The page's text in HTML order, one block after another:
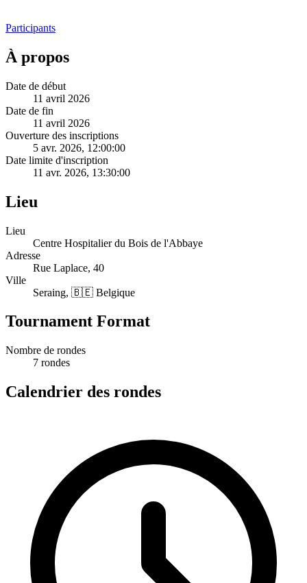
Participants
À propos
Date de début
11 avril 2026
Date de fin
11 avril 2026
Ouverture des inscriptions
5 avr. 2026, 12:00:00
Date limite d'inscription
11 avr. 2026, 13:30:00
Lieu
Lieu
Centre Hospitalier du Bois de l'Abbaye
Adresse
Rue Laplace, 40
Ville
Seraing, 🇧🇪 Belgique
Tournament Format
Nombre de rondes
7 rondes
Calendrier des rondes